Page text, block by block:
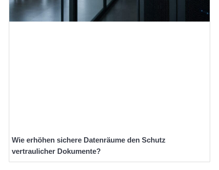
Wie erhöhen sichere Datenräume den Schutz
vertraulicher Dokumente?